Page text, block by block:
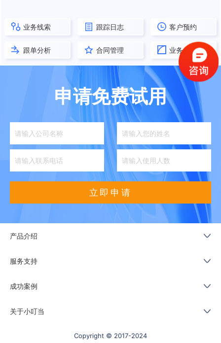
业务线索 跟踪日志 客户预约
跟单分析 合同管理 业务公海
申请免费试用
立即申请
产品介绍
服务支持
成功案例
关于小叮当
Copyright © 2017-2024